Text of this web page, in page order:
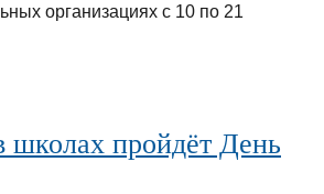
организациях с 10 по 21
школах пройдёт День